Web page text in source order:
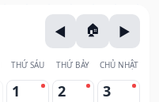
THỨ SÁU THỨ BẢY CHỦ NHẬT
1 2 3